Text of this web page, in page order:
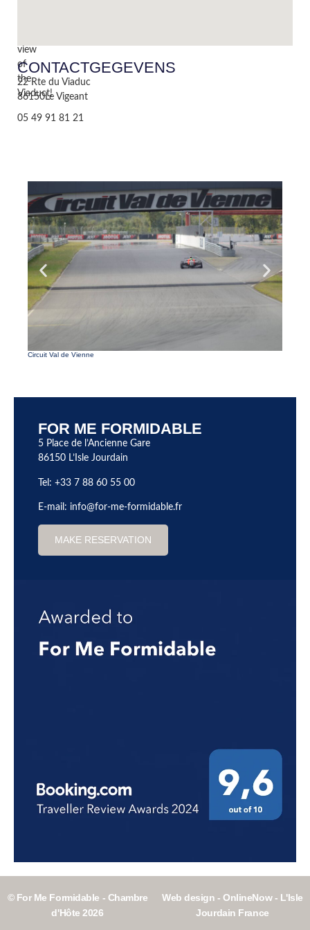
view
of
the
Viaduct!
CONTACTGEGEVENS
22 Rte du Viaduc
86150Le Vigeant
05 49 91 81 21
Circuit Val de Vienne
FOR ME FORMIDABLE
5 Place de l’Ancienne Gare
86150 L’Isle Jourdain
Tel: +33 7 88 60 55 00
E-mail: info@for-me-formidable.fr
MAKE RESERVATION
© For Me Formidable - Chambre
d'Hôte 2026
Web design - OnlineNow - L'Isle
Jourdain France